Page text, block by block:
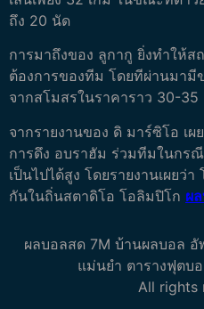
ถึง 20 นัด
การมาถึงของ ลูกากู ยิ่งทำให้ส
ต้องการของทีม โดยทีผ่านมามี
จากสโมสรในราคาราว 30-
จากรายงานของ ดิ มาร์ซิโอ เผ
การดึง อบราฮัม ร่วมทีมในกร
เป็นไปได้สูง โดยรายงานเผยว่
กันในถิ่นสตาดิโอ โอลิมปิโก ผ
ผลบอลสด 7M บ้านผลบอล อั
แม่นยำ ตารางฟุตบ
All rights